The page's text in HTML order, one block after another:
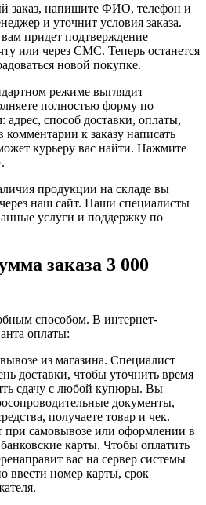
заказ, напишите ФИО, телефон и
и уточнит условия заказа.
вам придет подтверждение
или через СМС. Теперь останется
новой покупке.
режиме выглядит
полностью форму по
адрес, способ доставки, оплаты,
к заказу написать
курьеру вас найти. Нажмите
продукции на складе вы
наш сайт. Наши специалисты
услуги и поддержку по
заказа 3 000
способом. В интернет-
оплаты:
из магазина. Специалист
доставки, чтобы уточнить время
сдачу с любой купюры. Вы
документы,
получаете товар и чек.
при самовывозе или оформлении в
карты. Чтобы оплатить
вас на сервер системы
ввести номер карты, срок